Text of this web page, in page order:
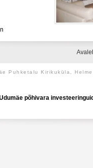
Puhketalu Kirikuküla,
põhivara